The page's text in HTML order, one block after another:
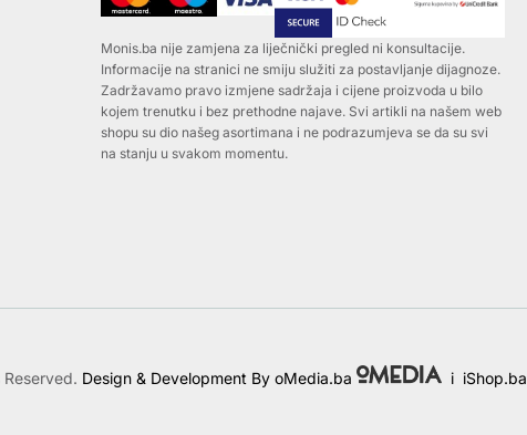
Monis.ba nije zamjena za liječnički pregled ni konsultacije.
Informacije na stranici ne smiju služiti za postavljanje dijagnoze.
Zadržavamo pravo izmjene sadržaja i cijene proizvoda u bilo
kojem trenutku i bez prethodne najave. Svi artikli na našem web
shopu su dio našeg asortimana i ne podrazumjeva se da su svi
na stanju u svakom momentu.
Design & Development By oMedia.ba i iShop.ba